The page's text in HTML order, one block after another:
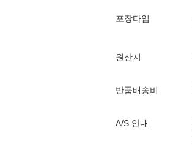
포장타입
원산지
반품배송비
A/S 안내